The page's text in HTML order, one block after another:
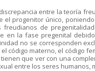
entre la teoría
el progenitor único,
freudianos de
en la fase pregenital
no se corresponden
código materno, el código
que ver con una
entre los seres